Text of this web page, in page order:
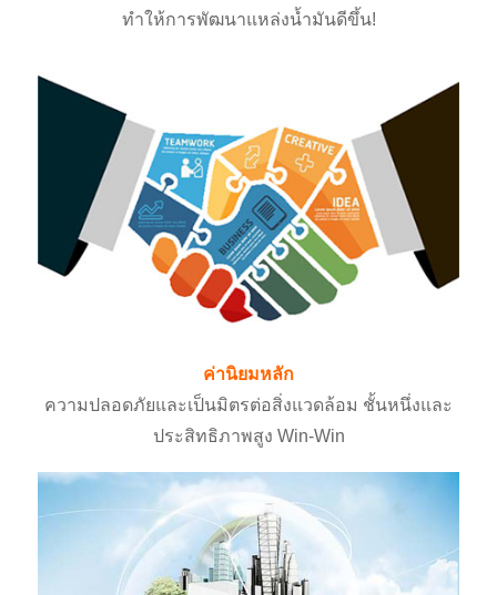
ทำให้การพัฒนาแหล่งน้ำมันดีขึ้น!
ค่านิยมหลัก
ความปลอดภัยและเป็นมิตรต่อสิ่งแวดล้อม ชั้นหนึ่งและ
ประสิทธิภาพสูง Win-Win